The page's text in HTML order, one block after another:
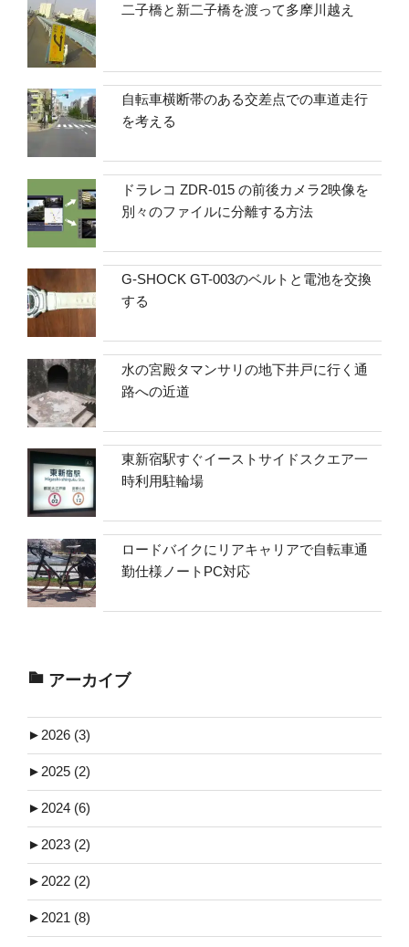
二子橋と新二子橋を渡って多摩川越え
自転車横断帯のある交差点での車道走行
を考える
ドラレコ ZDR-015 の前後カメラ2映像を
別々のファイルに分離する方法
G-SHOCK GT-003のベルトと電池を交換
する
水の宮殿タマンサリの地下井戸に行く通
路への近道
東新宿駅すぐイーストサイドスクエア一
時利用駐輪場
ロードバイクにリアキャリアで自転車通
勤仕様ノートPC対応
アーカイブ
► 2026 (3)
► 2025 (2)
► 2024 (6)
► 2023 (2)
► 2022 (2)
► 2021 (8)